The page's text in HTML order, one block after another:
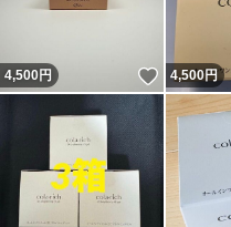
4,500円 いいね！
4,500円